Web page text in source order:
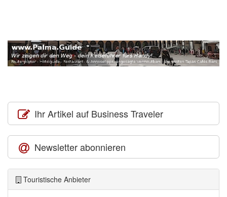
Ihr Artikel auf Business Traveler
Newsletter abonnieren
Touristische Anbieter